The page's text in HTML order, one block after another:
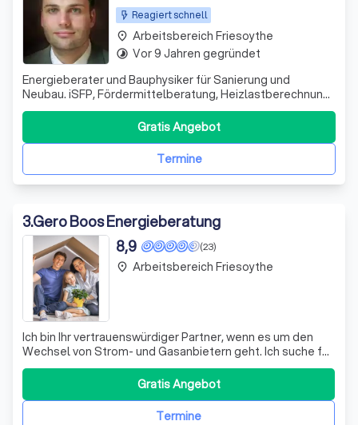
Reagiert schnell
Energieberater und Bauphysiker für Sanierung und
Neubau. iSFP, Fördermittelberatung, Heizlastberechnung,
hydraulischer Abgleich, Lüftungskonzepte und
Wärmebrückennachweise.
Termine
Gratis Angebot
place Arbeitsbereich Friesoythe
timelapse Vor 9 Jahren gegründet
3.Gero Boos Energieberatung
(23)
8,9
Ich bin Ihr vertrauenswürdiger Partner, wenn es um den
Wechsel von Strom- und Gasanbietern geht. Ich suche für
Sie und Ihre Familie die besten Angebote heraus und
übernehme die gesamte Abwicklung des Wechsels. Sie
müssen sich um nichts kümmern und können sich darauf
verlassen, dass ich stets die Ver
Termine
Gratis Angebot
place Arbeitsbereich Friesoythe